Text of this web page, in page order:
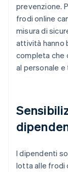
prevenzione.
frodi online
misura di
attività hanno
completa che
al personale
I dipendenti
lotta alle frodi